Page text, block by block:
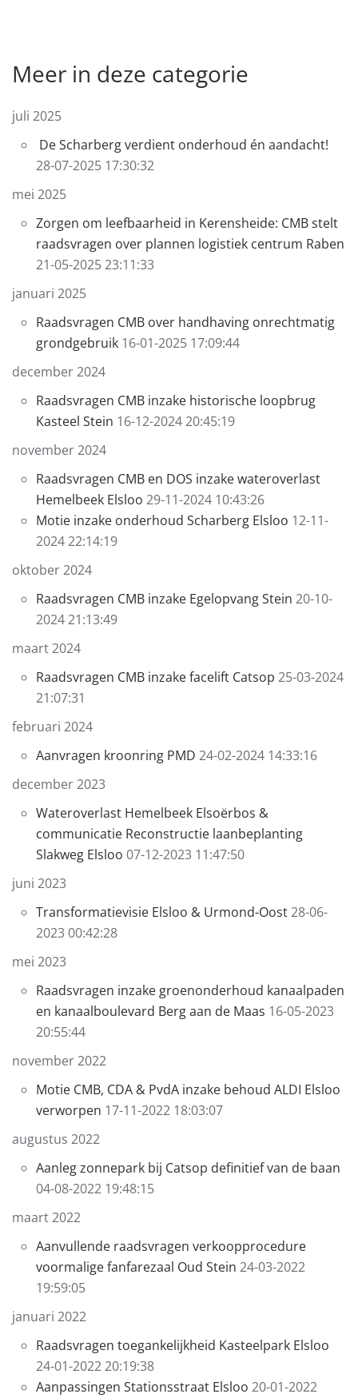
Meer in deze categorie
juli 2025
De Scharberg verdient onderhoud én aandacht!
28-07-2025 17:30:32
mei 2025
Zorgen om leefbaarheid in Kerensheide: CMB stelt
raadsvragen over plannen logistiek centrum Raben
21-05-2025 23:11:33
januari 2025
Raadsvragen CMB over handhaving onrechtmatig
grondgebruik 16-01-2025 17:09:44
december 2024
Raadsvragen CMB inzake historische loopbrug
Kasteel Stein 16-12-2024 20:45:19
november 2024
Raadsvragen CMB en DOS inzake wateroverlast
Hemelbeek Elsloo 29-11-2024 10:43:26
Motie inzake onderhoud Scharberg Elsloo 12-11-
2024 22:14:19
oktober 2024
Raadsvragen CMB inzake Egelopvang Stein 20-10-
2024 21:13:49
maart 2024
Raadsvragen CMB inzake facelift Catsop 25-03-2024
21:07:31
februari 2024
Aanvragen kroonring PMD 24-02-2024 14:33:16
december 2023
Wateroverlast Hemelbeek Elsoërbos &
communicatie Reconstructie laanbeplanting
Slakweg Elsloo 07-12-2023 11:47:50
juni 2023
Transformatievisie Elsloo & Urmond-Oost28-06-
2023 00:42:28
mei 2023
Raadsvragen inzake groenonderhoud kanaalpaden
en kanaalboulevard Berg aan de Maas 16-05-2023
20:55:44
november 2022
Motie CMB, CDA & PvdA inzake behoud ALDI Elsloo
verworpen 17-11-2022 18:03:07
augustus 2022
Aanleg zonnepark bij Catsop definitief van de baan
04-08-2022 19:48:15
maart 2022
Aanvullende raadsvragen verkoopprocedure
voormalige fanfarezaal Oud Stein 24-03-2022
19:59:05
januari 2022
Raadsvragen toegankelijkheid Kasteelpark Elsloo
24-01-2022 20:19:38
Aanpassingen Stationsstraat Elsloo 20-01-2022